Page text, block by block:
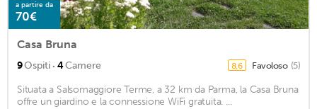
a partire da
70€
Casa Bruna
9Ospiti · 4Camere 8,6 Favoloso (5)
Situata a Salsomaggiore Terme, a 32 km da Parma, la Casa Bruna
offre un giardino e la connessione WiFi gratuita. ...